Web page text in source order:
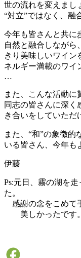
世の流れを変えまし
“対立”ではなく、融
今年も皆さんと共に
自然と融合しながら
きり美味しいワイン
ネルギー満載のワイ
…
また、こんな活動に
同志の皆さんに深く
き合いをしていただ
また、“和”の象徴的
いる皆さん、今年も
伊藤
Ps:元日、霧の湖を
た。
感謝の念をこめて
美しかったです。